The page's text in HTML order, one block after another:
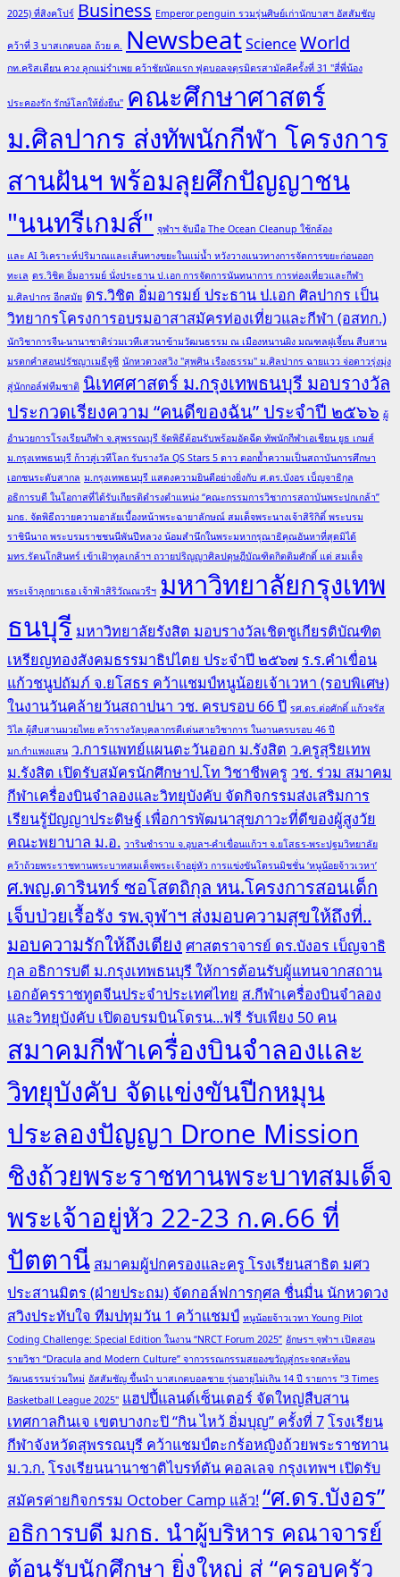
2025) ที่สิงคโปร์ Business Emperor penguin รวมรุ่นศิษย์เก่านักบาสฯ อัสสัมชัญ
คว้าที่ 3 บาสเกตบอล ถ้วย ค. NewsbeatScienceWorld
กท.คริสเตียน ควง ลูกแม่รำเพย คว้าชัยนัดแรก ฟุตบอลจตุรมิตรสามัคคีครั้งที่ 31 "สี่พี่น้อง
ประคองรัก รักษ์โลกให้ยั่งยืน" คณะศึกษาศาสตร์
ม.ศิลปากร ส่งทัพนักกีฬา โครงการ
สานฝันฯ พร้อมลุยศึกปัญญาชน
"นนทรีเกมส์" จุฬาฯ จับมือ The Ocean Cleanup ใช้กล้อง
และ AI วิเคราะห์ปริมาณและเส้นทางขยะในแม่น้ำ หวังวางแนวทางการจัดการขยะก่อนออก
ทะเล ดร.วิชิต อิ่มอารมย์ นั่งประธาน ป.เอก การจัดการนันทนาการ การท่องเที่ยวและกีฬา
ม.ศิลปากร อีกสมัย ดร.วิชิต อิ่มอารมย์ ประธาน ป.เอก ศิลปากร เป็น
วิทยากรโครงการอบรมอาสาสมัครท่องเที่ยวและกีฬา (อสทก.)
นักวิชาการจีน-นานาชาติร่วมเวทีเสวนาข้ามวัฒนธรรม ณ เมืองหนานผิง มณฑลฝูเจี้ยน สืบสาน
มรดกคำสอนปรัชญาเมธีจูซี นักหวดวงสวิง "สุพศิน เรืองธรรม" ม.ศิลปากร ฉายแวว จ่อดาวรุ่งมุ่ง
สู่นักกอล์ฟทีมชาติ นิเทศศาสตร์ ม.กรุงเทพธนบุรี มอบรางวัล
ประกวดเรียงความ “คนดีของฉัน” ประจำปี ๒๕๖๖ ผู้
อำนวยการโรงเรียนกีฬา จ.สุพรรณบุรี จัดพิธีต้อนรับพร้อมอัดฉีด ทัพนักกีฬาเอเชียน ยูธ เกมส์
ม.กรุงเทพธนบุรี ก้าวสู่เวทีโลก รับรางวัล QS Stars 5 ดาว ตอกย้ำความเป็นสถาบันการศึกษา
เอกชนระดับสากล ม.กรุงเทพธนบุรี แสดงความยินดีอย่างยิ่งกับ ศ.ดร.บังอร เบ็ญจาธิกุล
อธิการบดี ในโอกาสที่ได้รับเกียรติดำรงตำแหน่ง “คณะกรรมการวิชาการสถาบันพระปกเกล้า”
มกธ. จัดพิธีถวายความอาลัยเบื้องหน้าพระฉายาลักษณ์ สมเด็จพระนางเจ้าสิริกิติ์ พระบรม
ราชินีนาถ พระบรมราชชนนีพันปีหลวง น้อมสำนึกในพระมหากรุณาธิคุณอันหาที่สุดมิได้
มทร.รัตนโกสินทร์ เข้าเฝ้าทูลเกล้าฯ ถวายปริญญาศิลปดุษฎีบัณฑิตกิตติมศักดิ์ แด่ สมเด็จ
พระเจ้าลูกยาเธอ เจ้าฟ้าสิริวัณณวรีฯ มหาวิทยาลัยกรุงเทพ
ธนบุรี มหาวิทยาลัยรังสิต มอบรางวัลเชิดชูเกียรติบัณฑิต
เหรียญทองสังคมธรรมาธิปไตย ประจำปี ๒๕๖๗ ร.ร.คำเขื่อน
แก้วชนูปถัมภ์ จ.ยโสธร คว้าแชมป์หนูน้อยเจ้าเวหา (รอบพิเศษ)
ในงานวันคล้ายวันสถาปนา วช. ครบรอบ 66 ปี รศ.ดร.ต่อศักดิ์ แก้วจรัส
วิไล ผู้สืบสานมวยไทย คว้ารางวัลบุคลากรดีเด่นสายวิชาการ ในงานครบรอบ 46 ปี
มก.กำแพงแสน ว.การแพทย์แผนตะวันออก ม.รังสิต ว.ครูสุริยเทพ
ม.รังสิต เปิดรับสมัครนักศึกษาป.โท วิชาชีพครู วช. ร่วม สมาคม
กีฬาเครื่องบินจำลองและวิทยุบังคับ จัดกิจกรรมส่งเสริมการ
เรียนรู้ปัญญาประดิษฐ์ เพื่อการพัฒนาสุขภาวะที่ดีของผู้สูงวัย
คณะพยาบาล ม.อ. วารินชำราบ จ.อุบลฯ-คำเขื่อนแก้วฯ จ.ยโสธร-พระปฐมวิทยาลัย
คว้าถ้วยพระราชทานพระบาทสมเด็จพระเจ้าอยู่หัว การแข่งขันโดรนมิชชั่น ‘หนูน้อยจ้าวเวหา’
ศ.พญ.ดารินทร์ ซอโสตถิกุล หน.โครงการสอนเด็ก
เจ็บป่วยเรื้อรัง รพ.จุฬาฯ ส่งมอบความสุขให้ถึงที่..
มอบความรักให้ถึงเตียง ศาสตราจารย์ ดร.บังอร เบ็ญจาธิ
กุล อธิการบดี ม.กรุงเทพธนบุรี ให้การต้อนรับผู้แทนจากสถาน
เอกอัครราชทูตจีนประจำประเทศไทย ส.กีฬาเครื่องบินจำลอง
และวิทยุบังคับ เปิดอบรมบินโดรน...ฟรี รับเพียง 50 คน
สมาคมกีฬาเครื่องบินจำลองและ
วิทยุบังคับ จัดแข่งขันปีกหมุน
ประลองปัญญา Drone Mission
ชิงถ้วยพระราชทานพระบาทสมเด็จ
พระเจ้าอยู่หัว 22-23 ก.ค.66 ที่
ปัตตานี สมาคมผู้ปกครองและครู โรงเรียนสาธิต มศว
ประสานมิตร (ฝ่ายประถม) จัดกอล์ฟการกุศล ชื่นมื่น นักหวดวง
สวิงประทับใจ ทีมปทุมวัน 1 คว้าแชมป์ หนูน้อยจ้าวเวหา Young Pilot
Coding Challenge: Special Edition ในงาน “NRCT Forum 2025” อักษรฯ จุฬาฯ เปิดสอน
รายวิชา “Dracula and Modern Culture” จากวรรณกรรมสยองขวัญสู่กระจกสะท้อน
วัฒนธรรมร่วมใหม่ อัสสัมชัญ ขึ้นนำ บาสเกตบอลชาย รุ่นอายุไม่เกิน 14 ปี รายการ "3 Times
Basketball League 2025" แฮปปี้แลนด์เซ็นเตอร์ จัดใหญ่สืบสาน
เทศกาลกินเจ เขตบางกะปิ “กิน ไหว้ อิ่มบุญ” ครั้งที่ 7โรงเรียน
กีฬาจังหวัดสุพรรณบุรี คว้าแชมป์ตะกร้อหญิงถ้วยพระราชทาน
ม.ว.ก.โรงเรียนนานาชาติไบรท์ตัน คอลเลจ กรุงเทพฯ เปิดรับ
สมัครค่ายกิจกรรม October Camp แล้ว!“ศ.ดร.บังอร”
อธิการบดี มกธ. นำผู้บริหาร คณาจารย์
ต้อนรับนักศึกษา ยิ่งใหญ่ สู่ “ครอบครัว